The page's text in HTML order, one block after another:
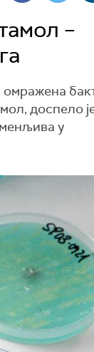
–
доспело
у